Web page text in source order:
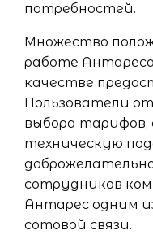
потребностей.
Множество
работе
качестве
Пользователи
выбора
техническую
сотрудников
Антарес одним
сотовой связи.